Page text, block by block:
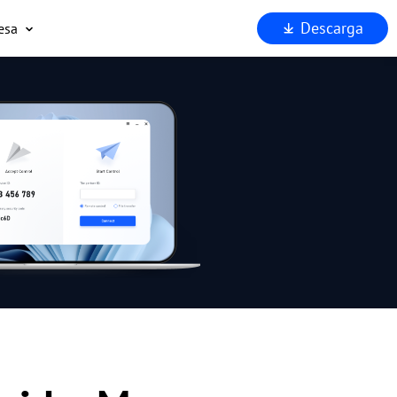
¿Por qué AnyViewer?
Descarga